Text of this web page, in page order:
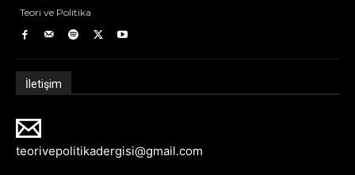
Teori ve Politika
İletişim
teorivepolitikadergisi@gmail.com